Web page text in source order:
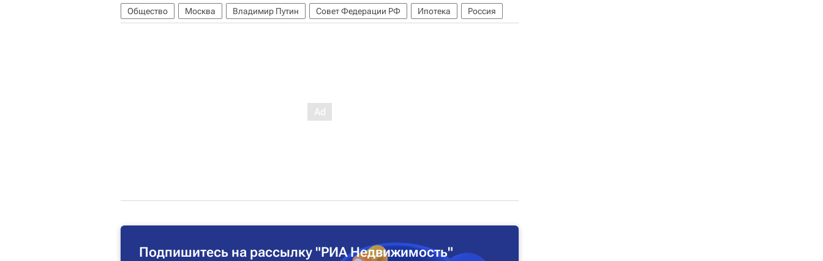
Общество Москва Владимир Путин Совет Федерации РФ Ипотека Россия
Подпишитесь на рассылку "РИА Недвижимость"